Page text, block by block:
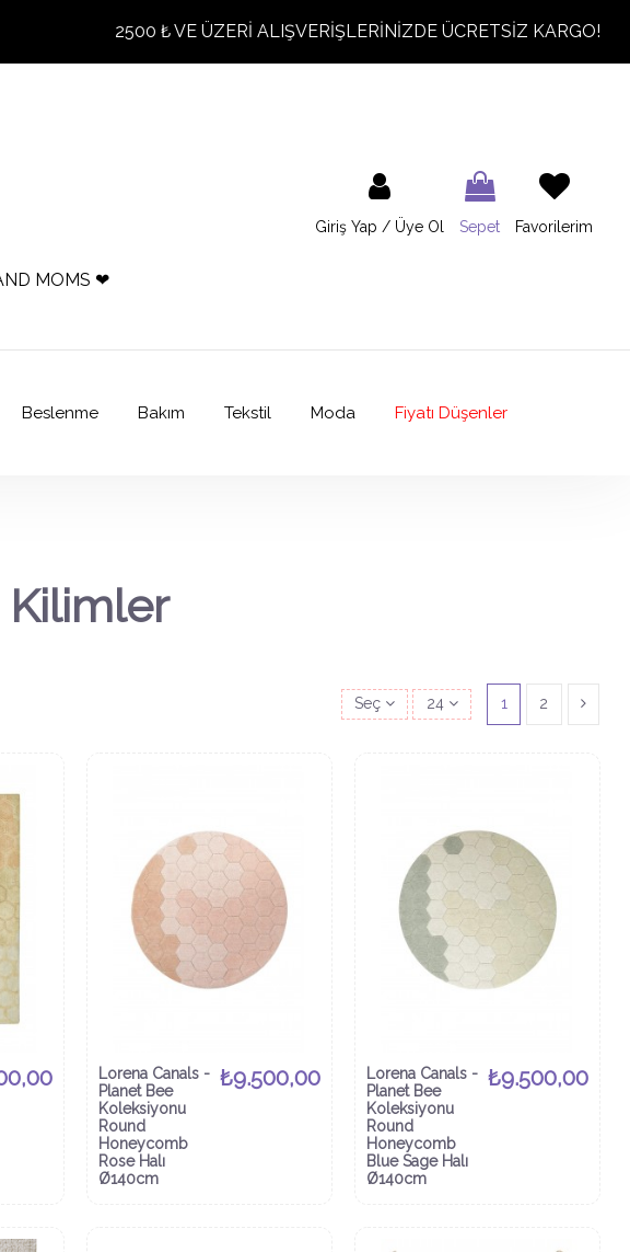
2500 ₺ VE ÜZERİ ALIŞVERİŞLERİNİZDE ÜCRETSİZ KARGO!
MOMS ❤
Giriş Yap / Üye Ol Sepet Favorilerim
Beslenme Bakım Tekstil Moda Fiyatı Düşenler
Kilimler
Seç 24 1 2
Lorena Canals -
Planet Bee
Koleksiyonu
Round
Honeycomb
Rose Halı
Ø140cm
₺9.500,00
Lorena Canals -
Planet Bee
Koleksiyonu
Round
Honeycomb
Blue Sage Halı
Ø140cm
₺9.500,00